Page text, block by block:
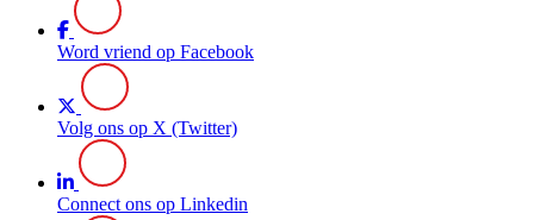
Word vriend op Facebook
Volg ons op X (Twitter)
Connect ons op Linkedin